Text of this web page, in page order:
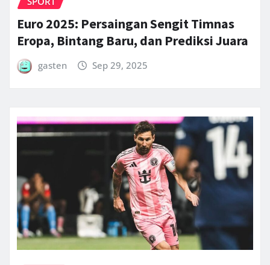
Euro 2025: Persaingan Sengit Timnas
Eropa, Bintang Baru, dan Prediksi Juara
gasten Sep 29, 2025